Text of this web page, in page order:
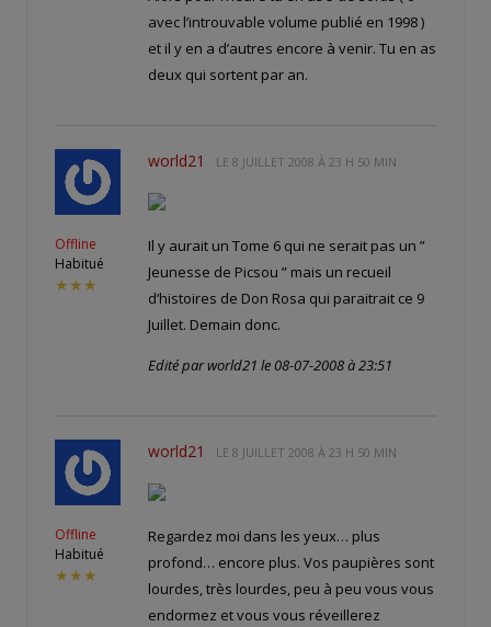
avec l’introuvable volume publié en 1998 )
et il y en a d’autres encore à venir. Tu en as
deux qui sortent par an.
Offline
Habitué
★★★
world21 LE 8 JUILLET 2008 À 23 H 50 MIN
Il y aurait un Tome 6 qui ne serait pas un ”
Jeunesse de Picsou ” mais un recueil
d’histoires de Don Rosa qui paraitrait ce 9
Juillet. Demain donc.
Edité par world21 le 08-07-2008 à 23:51
Offline
Habitué
★★★
world21 LE 8 JUILLET 2008 À 23 H 50 MIN
Regardez moi dans les yeux… plus
profond… encore plus. Vos paupières sont
lourdes, très lourdes, peu à peu vous vous
endormez et vous vous réveillerez